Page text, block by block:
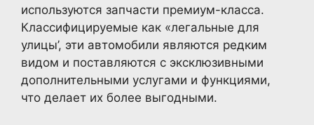
используются запчасти премиум-класса.
Классифицируемые как «легальные для
улицы’, эти автомобили являются редким
видом и поставляются с эксклюзивными
дополнительными услугами и функциями,
что делает их более выгодными.